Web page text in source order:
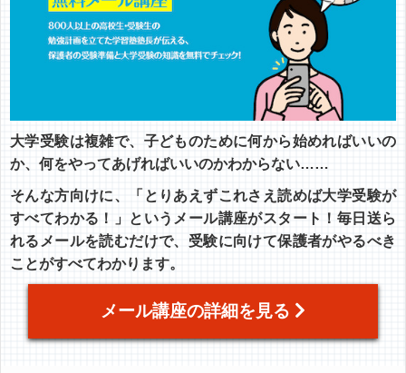
大学受験は複雑で、子どものために何から始めればいいの
か、何をやってあげればいいのかわからない……
そんな方向けに、「とりあえずこれさえ読めば大学受験が
すべてわかる！」というメール講座がスタート！毎日送ら
れるメールを読むだけで、受験に向けて保護者がやるべき
ことがすべてわかります。
メール講座の詳細を見る